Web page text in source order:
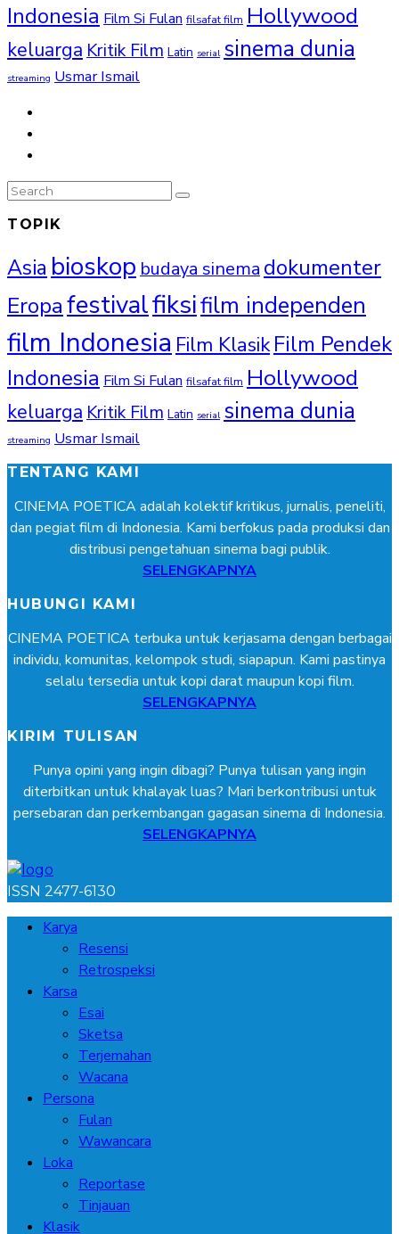
Indonesia Film Si Fulan filsafat film Hollywood
keluarga Kritik Film Latin serial sinema dunia
streaming Usmar Ismail
TOPIK
Asia bioskop budaya sinema dokumenter
Eropafestivalfiksifilm independen
film Indonesia Film Klasik Film Pendek
Indonesia Film Si Fulan filsafat film Hollywood
keluarga Kritik Film Latin serial sinema dunia
streaming Usmar Ismail
TENTANG KAMI
CINEMA POETICA adalah kolektif kritikus, jurnalis, peneliti,
dan pegiat film di Indonesia. Kami berfokus pada produksi dan
distribusi pengetahuan sinema bagi publik.
SELENGKAPNYA
HUBUNGI KAMI
CINEMA POETICA terbuka untuk kerjasama dengan berbagai
individu, komunitas, kelompok studi, siapapun. Kami pastinya
selalu tersedia untuk kopi darat maupun kopi film.
SELENGKAPNYA
KIRIM TULISAN
Punya opini yang ingin dibagi? Punya tulisan yang ingin
diterbitkan untuk khalayak luas? Mari berkontribusi untuk
persebaran dan perkembangan gagasan sinema di Indonesia.
SELENGKAPNYA
ISSN 2477-6130
Karya
Resensi
Retrospeksi
Karsa
Esai
Sketsa
Terjemahan
Wacana
Persona
Fulan
Wawancara
Loka
Reportase
Tinjauan
Klasik